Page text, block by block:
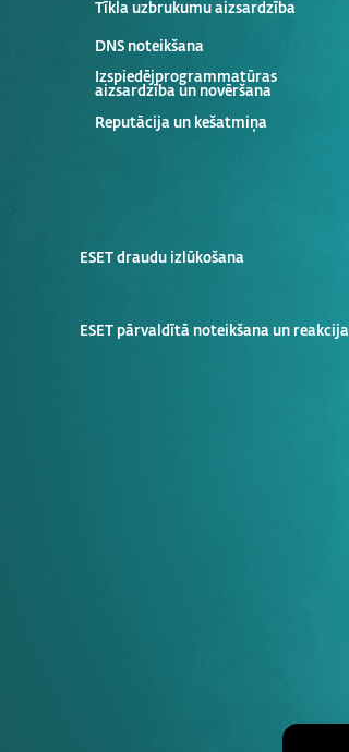
Tīkla uzbrukumu aizsardzība
DNS noteikšana
Izspiedējprogrammatūras
aizsardzība un novēršana
Reputācija un kešatmiņa
ESET draudu izlūkošana
ESET pārvaldītā noteikšana un reakcija